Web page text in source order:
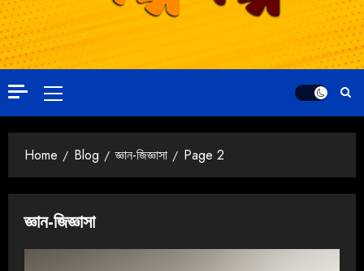
Home Blog জ্ঞান-জিজ্ঞাসা Page 2
জ্ঞান-জিজ্ঞাসা